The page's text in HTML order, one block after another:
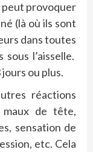
peut provoquer
(là où ils sont
dans toutes
l’aisselle.
ou plus.
réactions
de tête,
sensation de
etc. Cela